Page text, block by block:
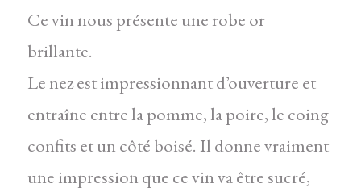
Ce vin nous présente une robe or
brillante.
Le nez est impressionnant d’ouverture et
entraîne entre la pomme, la poire, le coing
confits et un côté boisé. Il donne vraiment
une impression que ce vin va être sucré,